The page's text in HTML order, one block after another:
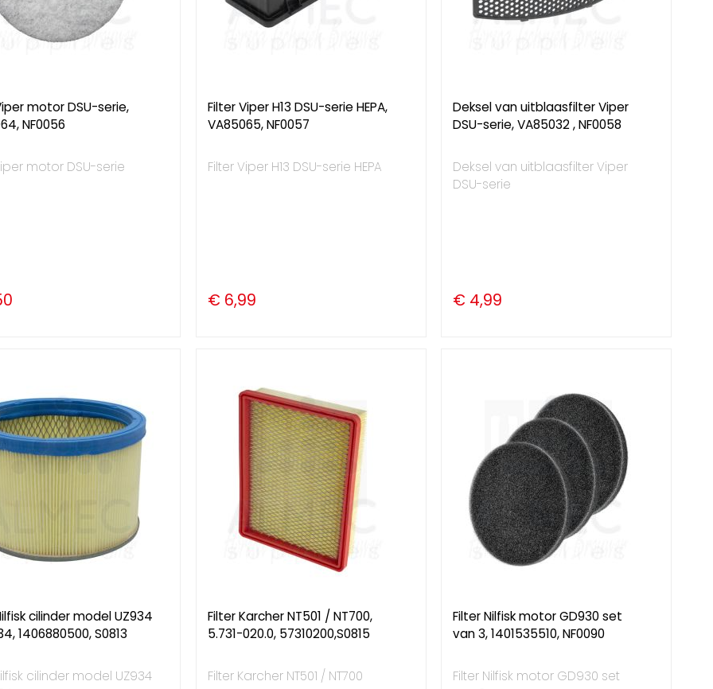
motor DSU-serie,
NF0056
motor DSU-serie
Filter Viper H13 DSU-serie HEPA,
VA85065, NF0057
Filter Viper H13 DSU-serie HEPA
€ 6,99
Deksel van uitblaasfilter Viper
DSU-serie, VA85032 , NF0058
Deksel van uitblaasfilter Viper
DSU-serie
€ 4,99
cilinder model UZ934
1406880500, S0813
cilinder model UZ934
Filter Karcher NT501 / NT700,
5.731-020.0, 57310200,S0815
Filter Karcher NT501 / NT700
Filter Nilfisk motor GD930 set
van 3, 1401535510, NF0090
Filter Nilfisk motor GD930 set